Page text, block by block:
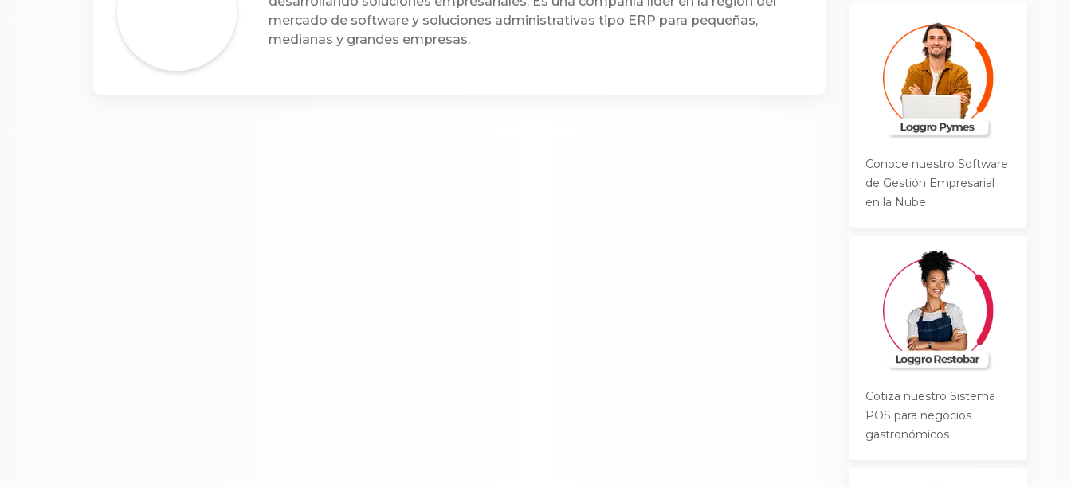
mercado de software y soluciones administrativas tipo ERP para pequeñas,
medianas y grandes empresas.
Conoce nuestro Software
de Gestión Empresarial
en la Nube
Cotiza nuestro Sistema
POS para negocios
gastronómicos